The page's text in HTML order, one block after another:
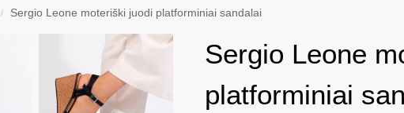
/ Sergio Leone moteriški juodi platforminiai sandalai
Sergio Leone
platforminiai